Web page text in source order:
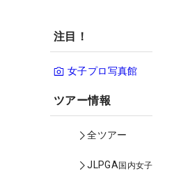
注目！
女子プロ写真館
ツアー情報
全ツアー
JLPGA国内女子